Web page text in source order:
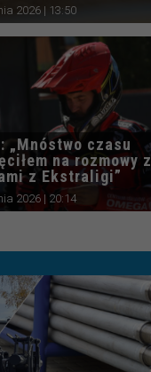
2026 | 13:50
„Mnóstwo czasu
na rozmowy z
z Ekstraligi”
2026 | 20:14